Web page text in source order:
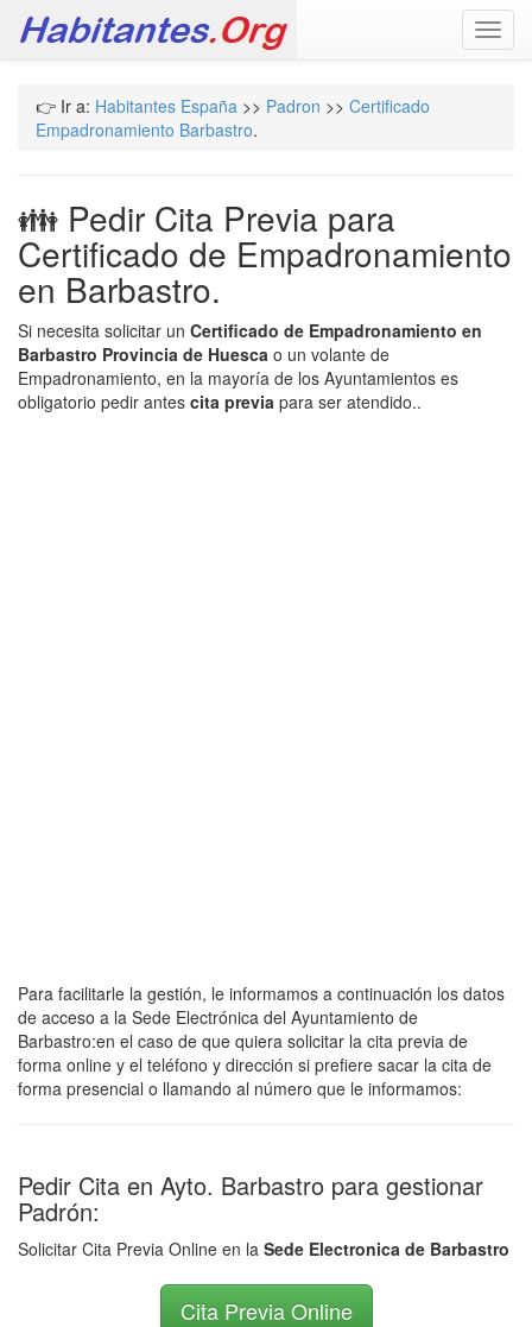
👉 Ir a: Habitantes España >> Padron >> Certificado
Empadronamiento Barbastro.
👪 Pedir Cita Previa para
Certificado de Empadronamiento
en Barbastro.
Si necesita solicitar un Certificado de Empadronamiento en
Barbastro Provincia de Huesca o un volante de
Empadronamiento, en la mayoría de los Ayuntamientos es
obligatorio pedir antes cita previa para ser atendido..
Para facilitarle la gestión, le informamos a continuación los datos
de acceso a la Sede Electrónica del Ayuntamiento de
Barbastro:en el caso de que quiera solicitar la cita previa de
forma online y el teléfono y dirección si prefiere sacar la cita de
forma presencial o llamando al número que le informamos:
Pedir Cita en Ayto. Barbastro para gestionar
Padrón:
Solicitar Cita Previa Online en la Sede Electronica de Barbastro
Cita Previa Online